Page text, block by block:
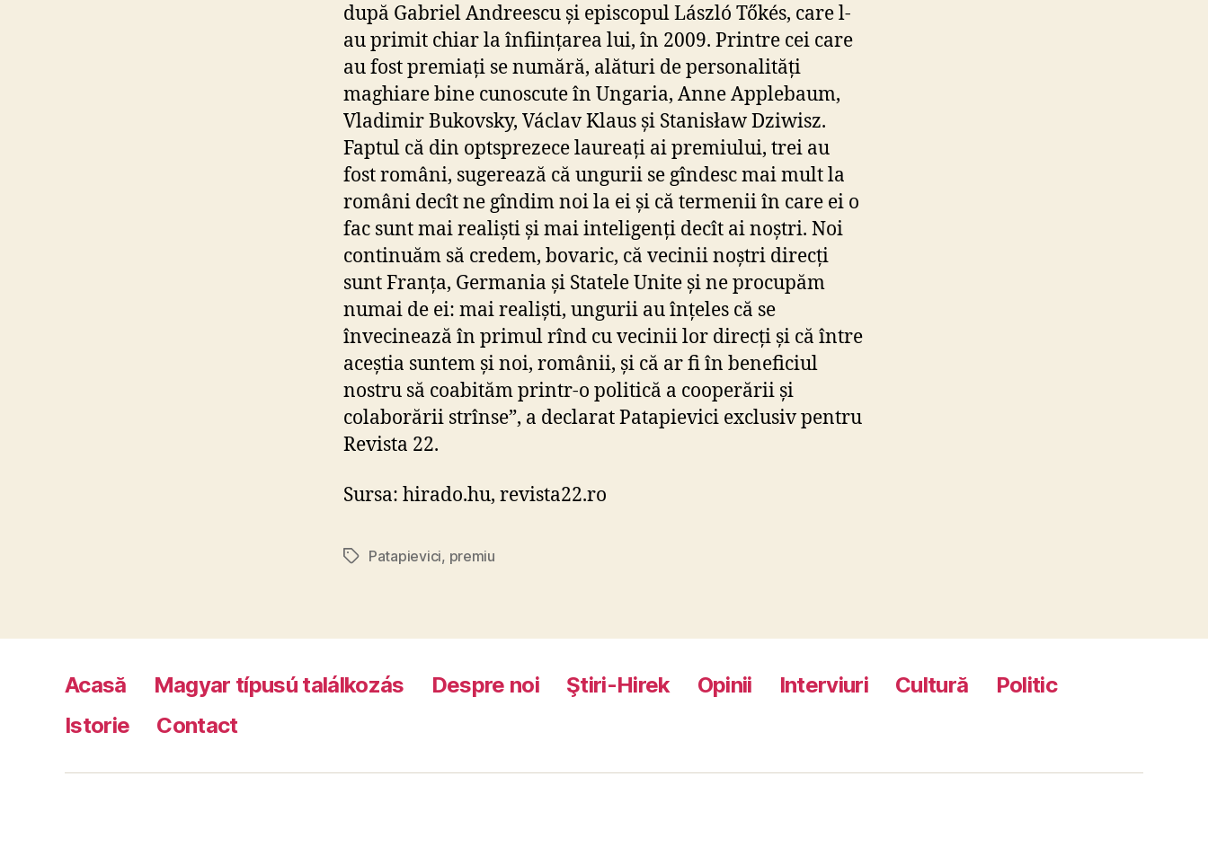
după Gabriel Andreescu și episcopul László Tőkés, care l-
au primit chiar la înființarea lui, în 2009. Printre cei care
au fost premiați se numără, alături de personalități
maghiare bine cunoscute în Ungaria, Anne Applebaum,
Vladimir Bukovsky, Václav Klaus și Stanisław Dziwisz.
Faptul că din optsprezece laureați ai premiului, trei au
fost români, sugerează că ungurii se gîndesc mai mult la
români decît ne gîndim noi la ei și că termenii în care ei o
fac sunt mai realiști și mai inteligenți decît ai noștri. Noi
continuăm să credem, bovaric, că vecinii noștri direcți
sunt Franța, Germania și Statele Unite și ne procupăm
numai de ei: mai realiști, ungurii au înțeles că se
învecinează în primul rînd cu vecinii lor direcți și că între
aceștia suntem și noi, românii, și că ar fi în beneficiul
nostru să coabităm printr-o politică a cooperării și
colaborării strînse”, a declarat Patapievici exclusiv pentru
Revista 22.
Sursa: hirado.hu, revista22.ro
TagsPatapievici, premiu
Acasă Magyar típusú találkozás Despre noi Ştiri-Hirek Opinii Interviuri Cultură
Politic
Istorie
Contact